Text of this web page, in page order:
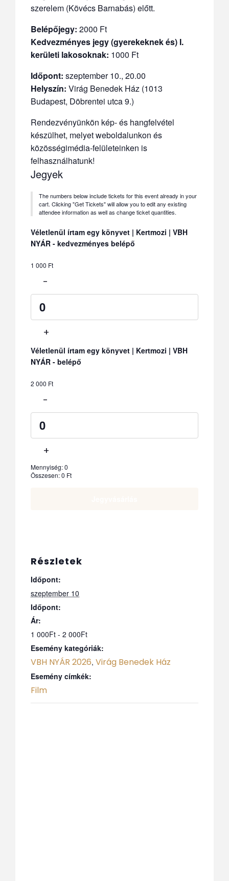
szerelem (Kövécs Barnabás) előtt.
Belépőjegy: 2000 Ft
Kedvezményes jegy (gyerekeknek és) I.
kerületi lakosoknak: 1000 Ft
Időpont: szeptember 10., 20.00
Helyszín: Virág Benedek Ház (1013
Budapest, Döbrentei utca 9.)
Rendezvényünkön kép- és hangfelvétel
készülhet, melyet weboldalunkon és
közösségimédia-felületeinken is
felhasználhatunk!
Részletek
Időpont:
szeptember 10
Időpont:
Ár:
1 000Ft - 2 000Ft
Esemény kategóriák:
VBH NYÁR 2026, Virág Benedek Ház
Esemény címkék:
Film
Jegyek
The numbers below include tickets for this event already in your
cart. Clicking "Get Tickets" will allow you to edit any existing
attendee information as well as change ticket quantities.
Véletlenül írtam egy könyvet | Kertmozi | VBH
NYÁR - kedvezményes belépő
1 000 Ft
-
Quantity
+
Véletlenül írtam egy könyvet | Kertmozi | VBH
NYÁR - belépő
2 000 Ft
-
Quantity
+
Mennyiség:0
Összesen:0 Ft